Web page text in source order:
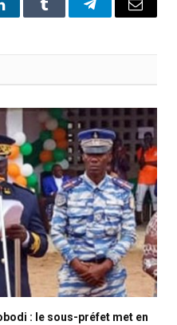
Tumblr TelegramEmail
: le sous-préfet met en